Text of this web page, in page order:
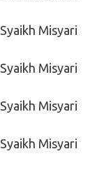
Misyari
Misyari
Misyari
Misyari